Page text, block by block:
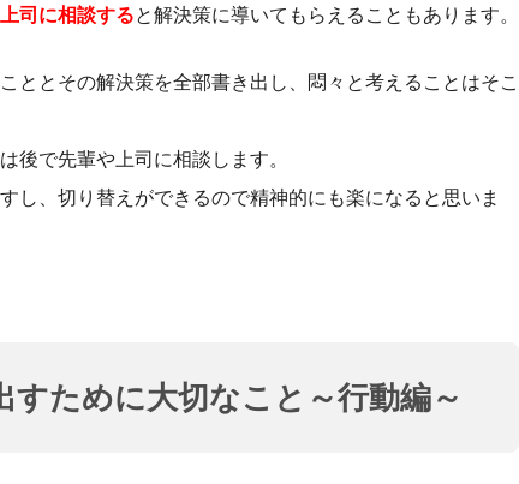
司に相談すると解決策に導いてもらえることもあります。
ととその解決策を全部書き出し、悶々と考えることはそこ
後で先輩や上司に相談します。
し、切り替えができるので精神的にも楽になると思いま
すために大切なこと～行動編～